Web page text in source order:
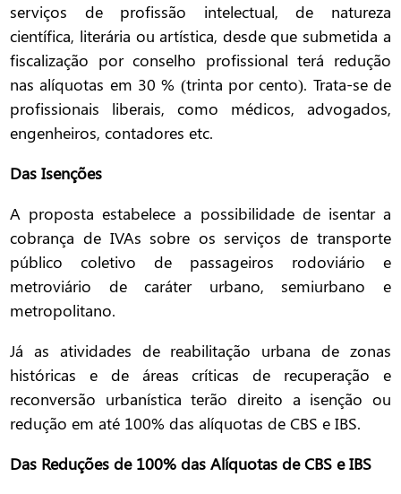
serviços de profissão intelectual, de natureza
científica, literária ou artística, desde que submetida a
fiscalização por conselho profissional terá redução
nas alíquotas em 30 % (trinta por cento). Trata-se de
profissionais liberais, como médicos, advogados,
engenheiros, contadores etc.
Das Isenções
A proposta estabelece a possibilidade de isentar a
cobrança de IVAs sobre os serviços de transporte
público coletivo de passageiros rodoviário e
metroviário de caráter urbano, semiurbano e
metropolitano.
Já as atividades de reabilitação urbana de zonas
históricas e de áreas críticas de recuperação e
reconversão urbanística terão direito a isenção ou
redução em até 100% das alíquotas de CBS e IBS.
Das Reduções de 100% das Alíquotas de CBS e IBS